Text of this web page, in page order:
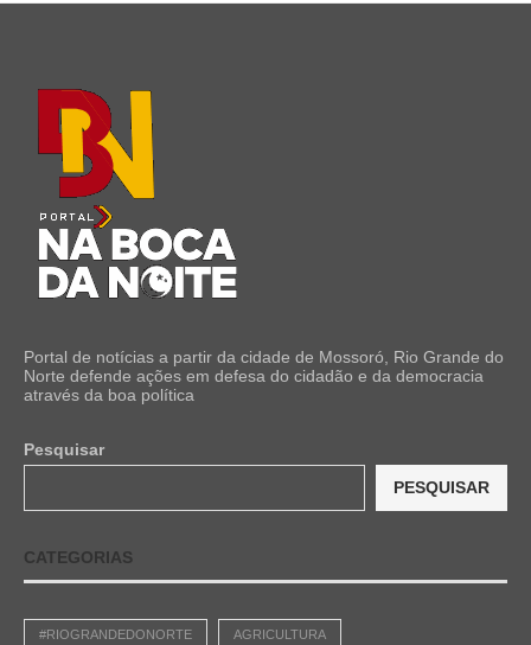
Portal de notícias a partir da cidade de Mossoró, Rio Grande do
Norte defende ações em defesa do cidadão e da democracia
através da boa política
Pesquisar
PESQUISAR
CATEGORIAS
#RIOGRANDEDONORTE AGRICULTURA